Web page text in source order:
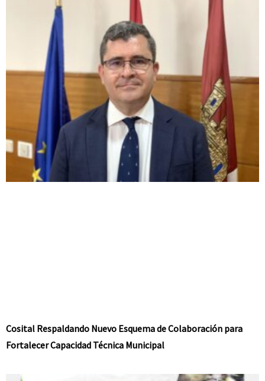
Cosital Respaldando Nuevo Esquema de Colaboración para
Fortalecer Capacidad Técnica Municipal